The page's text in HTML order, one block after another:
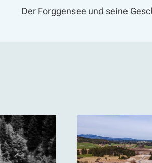
Der Forggensee und seine